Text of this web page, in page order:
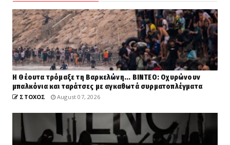
H Θέουτα τρόμαξε τη Βαρκελώνη... ΒΙΝΤΕΟ: Οχυρώνουν
μπαλκόνια και ταράτσες με αγκαθωτά συρματοπλέγματα
ΣΤΟΧΟΣ August 07, 2026